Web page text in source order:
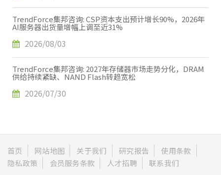
TrendForce集邦咨询: CSP资本支出预计增长90%，2026年
AI服务器出货量增幅上调至近31%
2026/08/03
TrendForce集邦咨询: 2027年存储器市场走势分化，DRAM
供给持续紧缺、NAND Flash转趋宽松
2026/07/30
首页 网站地图 关于我们 研究报告
使用条款
隐私政策
会员服务条款 人才招聘 联系我们